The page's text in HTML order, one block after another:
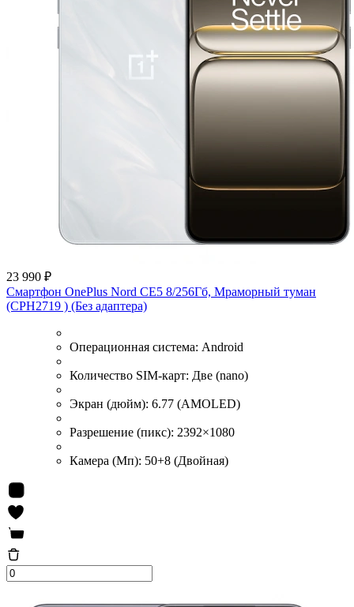
23 990 ₽
Смартфон OnePlus Nord CE5 8/256Гб, Мраморный туман
(CPH2719 ) (Без адаптера)
Операционная система: Android
Количество SIM-карт: Две (nano)
Экран (дюйм): 6.77 (AMOLED)
Разрешение (пикс): 2392×1080
Камера (Мп): 50+8 (Двойная)